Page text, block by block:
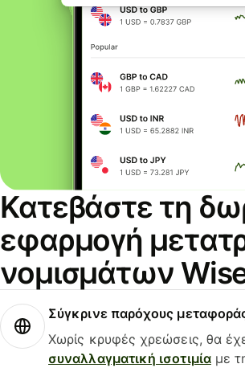
Κατεβάστε τη
εφαρμογή
νομισμάτων
Σύγκρινε παρόχους
Χωρίς κρυφές χρεώσεις, θα
συναλλαγματική ισοτιμίαμε